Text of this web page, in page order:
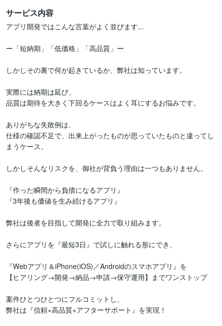
サービス内容
アプリ開発ではこんな言葉がよく並びます...
ー「短納期」「低価格」「高品質」ー
しかしその裏で何が起きているか、弊社は知っています。
実際には納期は延び、
品質は期待を大きく下回るケースはよく耳にするお悩みです。
ありがちな失敗例は、
仕様の確認不足で、出来上がったものが思っていたものと違ってし
まうケース。
しかしそんなリスクを、御社が背負う理由は一つもありません。
『作った瞬間から負債になるアプリ』
『3年後も価値を生み続けるアプリ』
弊社は後者を目指して開発に全力で取り組みます。
さらにアプリを『最短3日』で試しに触れる形にでき、
『Webアプリ＆iPhone(iOS)／Androidのスマホアプリ』を
【ヒアリング→開発→納品→申請→保守運用】までワンストップ
案件ひとつひとつにフルコミットし、
弊社は『信頼×高品質×アフターサポート』を実現！